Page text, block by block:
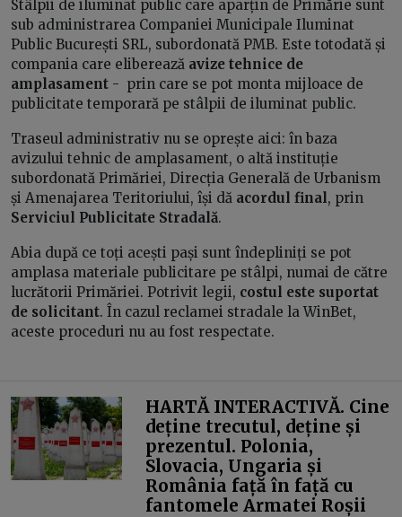
Stâlpii de iluminat public care aparțin de Primărie sunt
sub administrarea Companiei Municipale Iluminat
Public București SRL, subordonată PMB. Este totodată și
compania care eliberează avize tehnice de
amplasament - prin care se pot monta mijloace de
publicitate temporară pe stâlpii de iluminat public.
Traseul administrativ nu se oprește aici: în baza
avizului tehnic de amplasament, o altă instituție
subordonată Primăriei, Direcția Generală de Urbanism
și Amenajarea Teritoriului, își dă acordul final, prin
Serviciul Publicitate Stradală.
Abia după ce toți acești pași sunt îndepliniți se pot
amplasa materiale publicitare pe stâlpi, numai de către
lucrătorii Primăriei. Potrivit legii, costul este suportat
de solicitant. În cazul reclamei stradale la WinBet,
aceste proceduri nu au fost respectate.
HARTĂ INTERACTIVĂ. Cine
deține trecutul, deține și
prezentul. Polonia,
Slovacia, Ungaria și
România față în față cu
fantomele Armatei Roșii